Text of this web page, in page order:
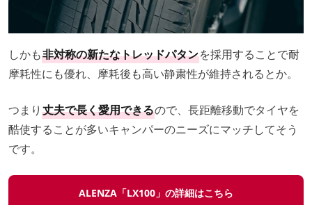
しかも非対称の新たなトレッドパタンを採用することで耐
摩耗性にも優れ、摩耗後も高い静粛性が維持されるとか。
つまり 丈夫で長く愛用できるので、長距離移動でタイヤを
酷使することが多いキャンパーのニーズにマッチしてそう
です。
ALENZA「LX100」の詳細はこちら